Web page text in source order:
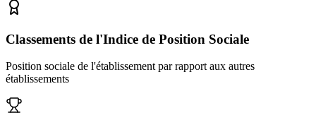
Classements de l'Indice de Position Sociale
Position sociale de l'établissement par rapport aux autres
établissements